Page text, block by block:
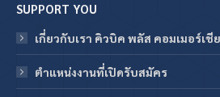
SUPPORT YOU
เกี่ยวกับเรา คิวบิค พลัส คอมเมอร์เชี
ตำแหน่งงานที่เปิดรับสมัคร